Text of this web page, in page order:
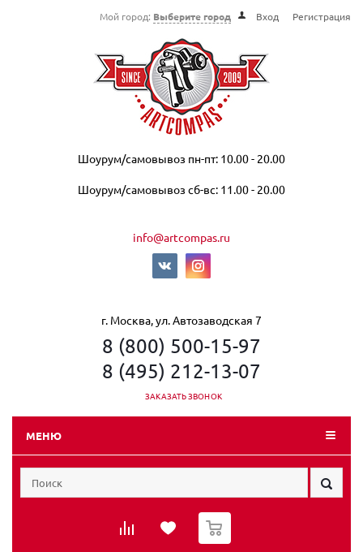
Мой город: Выберите город Вход Регистрация
Шоурум/самовывоз пн-пт: 10.00 - 20.00
Шоурум/самовывоз сб-вс: 11.00 - 20.00
info@artcompas.ru
г. Москва, ул. Автозаводская 7
8 (800) 500-15-97
8 (495) 212-13-07
ЗАКАЗАТЬ ЗВОНОК
МЕНЮ
0